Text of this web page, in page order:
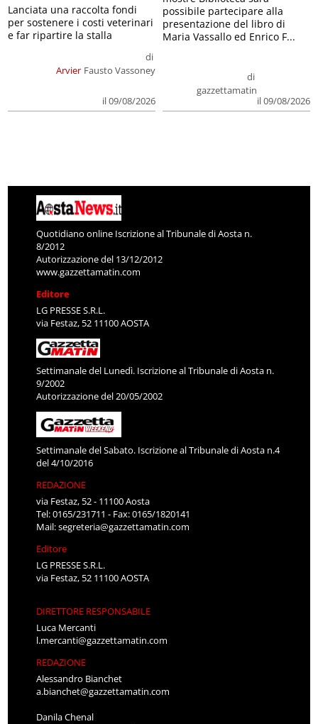
Arvier
di
Fausto Vassoney
il 09/08/2026
Lanciata una raccolta fondi
per sostenere i costi veterinari
e far ripartire la stalla
di
gazzettamatin
il 09/08/2026
possibile partecipare alla
presentazione del libro di
Maria Vassallo ed Enrico F...
Quotidiano online Iscrizione al Tribunale di Aosta n.
8/2012
Autorizzazione del 13/12/2012
www.gazzettamatin.com
Editore
LG PRESSE S.R.L.
via Festaz, 52 11100 AOSTA
Settimanale del Lunedì. Iscrizione al Tribunale di Aosta n.
9/2002
Autorizzazione del 20/05/2002
Settimanale del Sabato. Iscrizione al Tribunale di Aosta n.4
del 4/10/2016
REDAZIONE
via Festaz, 52 - 11100 Aosta
Tel: 0165/231711 - Fax: 0165/1820141
Mail:segreteria@gazzettamatin.com
Editore
LG PRESSE S.R.L.
via Festaz, 52 11100 AOSTA
DIRETTORE RESPONSABILE
Luca Mercanti
l.mercanti@gazzettamatin.com
REDAZIONE
Alessandro Bianchet
a.bianchet@gazzettamatin.com
Danila Chenal